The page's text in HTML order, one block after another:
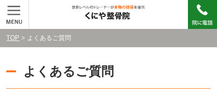
TOP > よくあるご質問
よくあるご質問